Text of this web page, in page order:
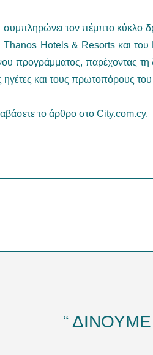
τον πέμπτο κύκλο
Thanos Hotels & Resorts και
προγράμματος, παρέχοντας
ηγέτες και τους πρωτοπόρους του
το άρθρο στο City.com.cy.
“